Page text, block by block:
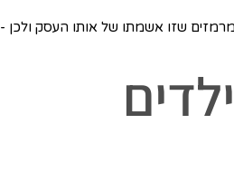
שזו אשמתו של אותו העסק ולכן -